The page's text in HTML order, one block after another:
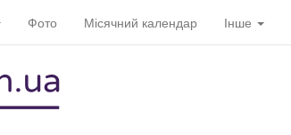
Фото Місячний календар Інше